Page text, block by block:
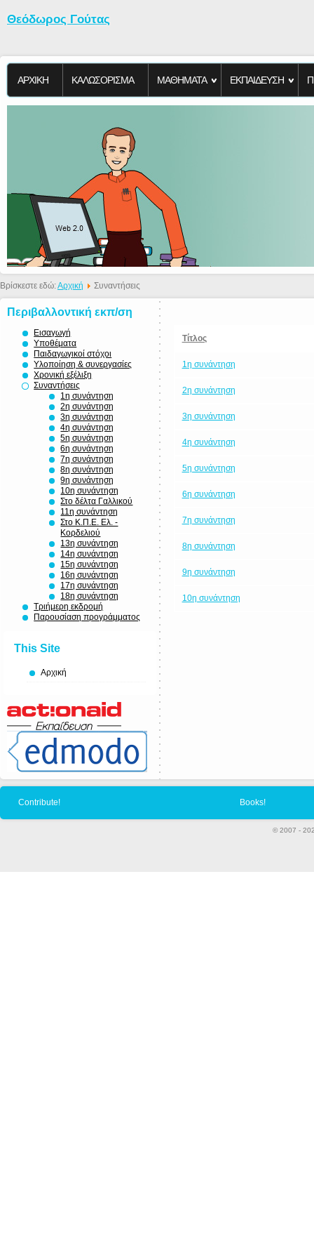
Θεόδωρος Γούτας
ΑΡΧΙΚΗ KΑΛΩΣΟΡΙΣΜΑ ΜΑΘΗΜΑΤΑ ΕΚΠΑΙΔΕΥΣΗ
Βρίσκεστε εδώ:Αρχική Συναντήσεις
Περιβαλλοντική εκπ/ση
Εισαγωγή
Υποθέματα
Παιδαγωγικοί στόχοι
Υλοποίηση & συνεργασίες
Χρονική εξέλιξη
Συναντήσεις
1η συνάντηση
2η συνάντηση
3η συνάντηση
4η συνάντηση
5η συνάντηση
6η συνάντηση
7η συνάντηση
8η συνάντηση
9η συνάντηση
10η συνάντηση
Στο δέλτα Γαλλικού
11η συνάντηση
Στο Κ.Π.Ε. Ελ. -
Κορδελιού
13η συνάντηση
14η συνάντηση
15η συνάντηση
16η συνάντηση
17η συνάντηση
18η συνάντηση
Τριήμερη εκδρομή
Παρουσίαση προγράμματος
This Site
Αρχική
Τίτλος
1η συνάντηση
2η συνάντηση
3η συνάντηση
4η συνάντηση
5η συνάντηση
6η συνάντηση
7η συνάντηση
8η συνάντηση
9η συνάντηση
10η συνάντηση
Contribute! Books!
© 2007 -